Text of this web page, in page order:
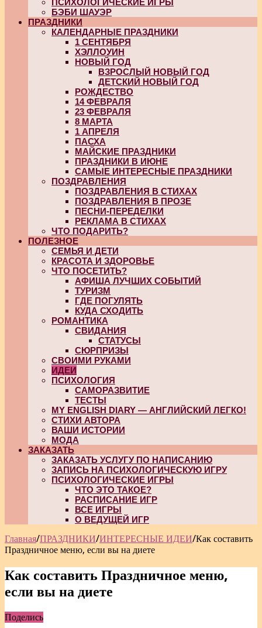
ПСИХОЛОГИЧЕСКИЕ ИГРЫ
БЭБИ ШАУЭР
ПРАЗДНИКИ
КАЛЕНДАРНЫЕ ПРАЗДНИКИ
1 СЕНТЯБРЯ
ХЭЛЛОУИН
НОВЫЙ ГОД
ВЗРОСЛЫЙ НОВЫЙ ГОД
ДЕТСКИЙ НОВЫЙ ГОД
РОЖДЕСТВО
14 ФЕВРАЛЯ
23 ФЕВРАЛЯ
8 МАРТА
1 АПРЕЛЯ
ПАСХА
МАЙСКИЕ ПРАЗДНИКИ
ПРАЗДНИКИ В ИЮНЕ
САМЫЕ ИНТЕРЕСНЫЕ ПРАЗДНИКИ
ПОЗДРАВЛЕНИЯ
ПОЗДРАВЛЕНИЯ В СТИХАХ
ПОЗДРАВЛЕНИЯ В ПРОЗЕ
ПЕСНИ-ПЕРЕДЕЛКИ
РЕКЛАМА В СТИХАХ
ЧТО ПОДАРИТЬ?
ПОЛЕЗНОЕ
СЕМЬЯ И ДЕТИ
КРАСОТА И ЗДОРОВЬЕ
ЧТО ПОСЕТИТЬ?
АФИША ЛУЧШИХ СОБЫТИЙ
ТУРИЗМ
ГДЕ ПОГУЛЯТЬ
КУДА СХОДИТЬ
РОМАНТИКА
СВИДАНИЯ
СТАТУСЫ
СЮРПРИЗЫ
СВОИМИ РУКАМИ
ИДЕИ
ПСИХОЛОГИЯ
САМОРАЗВИТИЕ
ТЕСТЫ
MY ENGLISH DIARY — АНГЛИЙСКИЙ ЛЕГКО!
СТИХИ АВТОРА
ВАШИ ИСТОРИИ
МОДА
ЗАКАЗАТЬ
ЗАКАЗАТЬ УСЛУГУ ПО НАПИСАНИЮ
ЗАПИСЬ НА ПСИХОЛОГИЧЕСКУЮ ИГРУ
ПСИХОЛОГИЧЕСКИЕ ИГРЫ
ЧТО ЭТО ТАКОЕ?
РАСПИСАНИЕ ИГР
ВСЕ ИГРЫ
О ВЕДУЩЕЙ ИГР
Главная/ПРАЗДНИКИ/ИНТЕРЕСНЫЕ ИДЕИ/Как составить
Праздничное меню, если вы на диете
Как составить Праздничное меню,
если вы на диете
Поделись